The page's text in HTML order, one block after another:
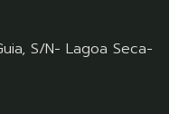
S/N- Lagoa Seca-